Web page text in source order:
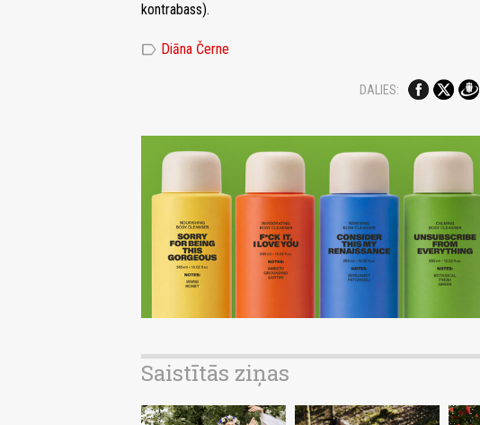
kontrabass).
label Diāna Černe
DALIES:
Saistītās ziņas